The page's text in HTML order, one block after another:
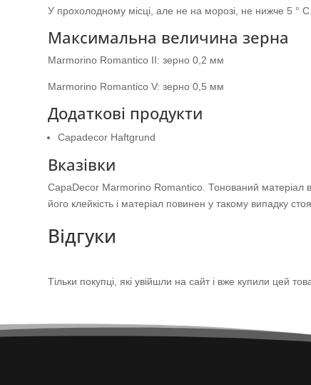
У прохолодному місці, але не на морозі, не нижче 5 °
Максимальна величина зерна
Marmorino Romantico ІІ: зерно 0,2 мм
Marmorino Romantico V: зерно 0,5 мм
Додаткові продукти
Capadecor Haftgrund
Вказівки
CapaDecor Marmorino Romantico. Тонований матеріал
його клейкість і матеріал повинен у такому випадку
Відгуки
Тільки покупці, які увійшли на сайт і вже купили цей